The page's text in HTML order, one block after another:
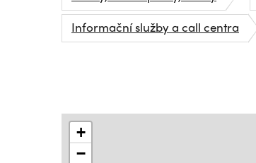
Informační služby a call centra
+
−